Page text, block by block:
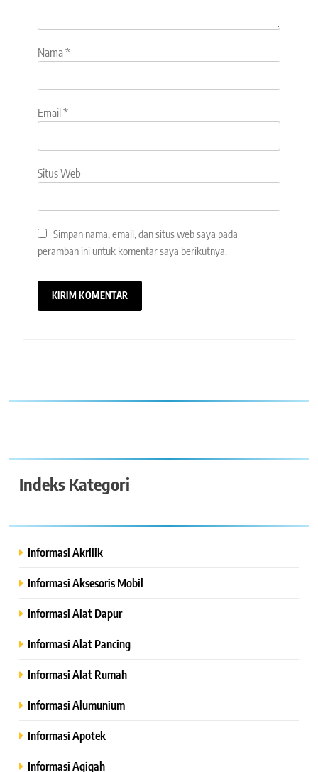
Nama*
Email*
Situs Web
Simpan nama, email, dan situs web saya pada
peramban ini untuk komentar saya berikutnya.
Indeks Kategori
Informasi Akrilik
Informasi Aksesoris Mobil
Informasi Alat Dapur
Informasi Alat Pancing
Informasi Alat Rumah
Informasi Alumunium
Informasi Apotek
Informasi Aqiqah